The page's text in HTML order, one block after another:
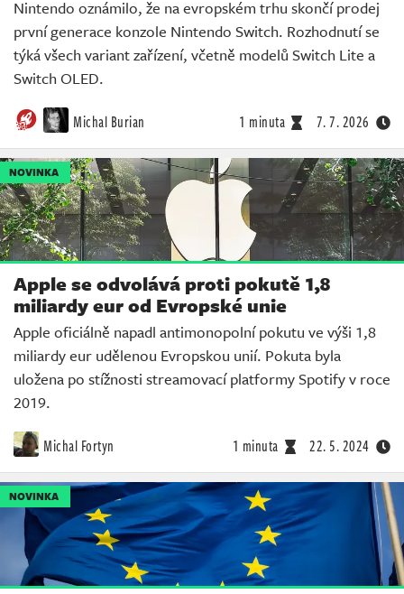
Nintendo oznámilo, že na evropském trhu skončí prodej
první generace konzole Nintendo Switch. Rozhodnutí se
týká všech variant zařízení, včetně modelů Switch Lite a
Switch OLED.
Michal Burian 1 minuta 7. 7. 2026
NOVINKA
Apple se odvolává proti pokutě 1,8
miliardy eur od Evropské unie
Apple oficiálně napadl antimonopolní pokutu ve výši 1,8
miliardy eur udělenou Evropskou unií. Pokuta byla
uložena po stížnosti streamovací platformy Spotify v roce
2019.
Michal Fortyn 1 minuta 22. 5. 2024
NOVINKA